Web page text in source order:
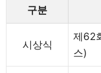
구분
시상식
제62
스)